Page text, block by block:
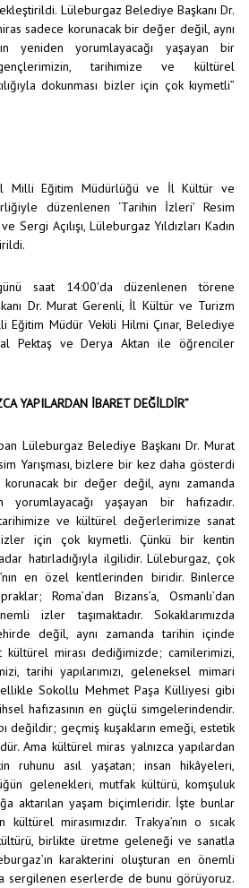
Lüleburgaz Belediye Başkanı Dr.
sadece korunacak bir değer değil, aynı
yeniden yorumlayacağı yaşayan bir
tarihimize ve kültürel
dokunması bizler için çok kıymetli”
Milli Eğitim Müdürlüğü ve İl Kültür ve
düzenlenen ‘Tarihin İzleri’ Resim
Sergi Açılışı, Lüleburgaz Yıldızları Kadın
saat 14:00'da düzenlenen törene
Dr. Murat Gerenli, İl Kültür ve Turizm
Eğitim Müdür Vekili Hilmi Çınar, Belediye
Pektaş ve Derya Aktan ile öğrenciler
YAPILARDAN İBARET DEĞİLDİR”
Lüleburgaz Belediye Başkanı Dr. Murat
Yarışması, bizlere bir kez daha gösterdi
bir değer değil, aynı zamanda
yorumlayacağı yaşayan bir hafızadır.
ve kültürel değerlerimize sanat
bizler için çok kıymetli. Çünkü bir kentin
hatırladığıyla ilgilidir. Lüleburgaz, çok
en özel kentlerinden biridir. Binlerce
Roma’dan Bizans’a, Osmanlı’dan
izler taşımaktadır. Sokaklarımızda
değil, aynı zamanda tarihin içinde
kültürel mirası dediğimizde; camilerimizi,
tarihi yapılarımızı, geleneksel mimari
Sokollu Mehmet Paşa Külliyesi gibi
hafızasının en güçlü simgelerindendir.
değildir; geçmiş kuşakların emeği, estetik
Ama kültürel miras yalnızca yapılardan
ruhunu asıl yaşatan; insan hikâyeleri,
gelenekleri, mutfak kültürü, komşuluk
aktarılan yaşam biçimleridir. İşte bunlar
mirasımızdır. Trakya’nın o sıcak
birlikte üretme geleneği ve sanatla
karakterini oluşturan en önemli
sergilenen eserlerde de bunu görüyoruz.